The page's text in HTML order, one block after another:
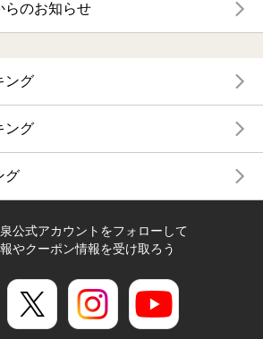
らのお知らせ
ング
ング
グ
公式アカウントをフォローして
やクーポン情報を受け取ろう